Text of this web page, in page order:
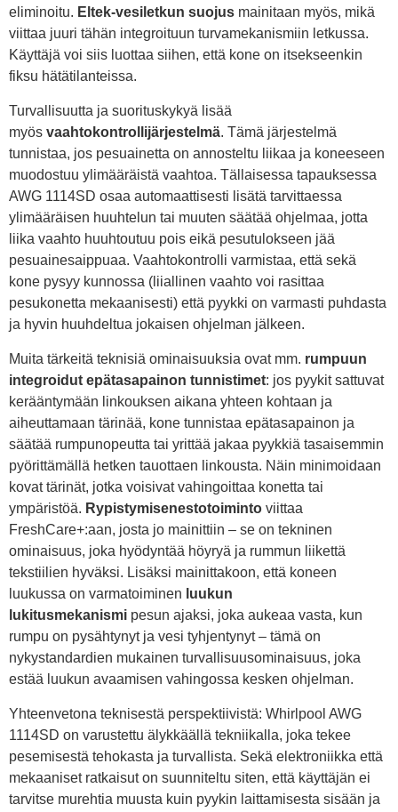
eliminoitu. Eltek-vesiletkun suojus mainitaan myös, mikä
viittaa juuri tähän integroituun turvamekanismiin letkussa.
Käyttäjä voi siis luottaa siihen, että kone on itsekseenkin
fiksu hätätilanteissa.
Turvallisuutta ja suorituskykyä lisää
myös vaahtokontrollijärjestelmä. Tämä järjestelmä
tunnistaa, jos pesuainetta on annosteltu liikaa ja koneeseen
muodostuu ylimääräistä vaahtoa. Tällaisessa tapauksessa
AWG 1114SD osaa automaattisesti lisätä tarvittaessa
ylimääräisen huuhtelun tai muuten säätää ohjelmaa, jotta
liika vaahto huuhtoutuu pois eikä pesutulokseen jää
pesuainesaippuaa. Vaahtokontrolli varmistaa, että sekä
kone pysyy kunnossa (liiallinen vaahto voi rasittaa
pesukonetta mekaanisesti) että pyykki on varmasti puhdasta
ja hyvin huuhdeltua jokaisen ohjelman jälkeen.
Muita tärkeitä teknisiä ominaisuuksia ovat mm. rumpuun
integroidut epätasapainon tunnistimet: jos pyykit sattuvat
kerääntymään linkouksen aikana yhteen kohtaan ja
aiheuttamaan tärinää, kone tunnistaa epätasapainon ja
säätää rumpunopeutta tai yrittää jakaa pyykkiä tasaisemmin
pyörittämällä hetken tauottaen linkousta. Näin minimoidaan
kovat tärinät, jotka voisivat vahingoittaa konetta tai
ympäristöä. Rypistymisenestotoiminto viittaa
FreshCare+:aan, josta jo mainittiin – se on tekninen
ominaisuus, joka hyödyntää höyryä ja rummun liikettä
tekstiilien hyväksi. Lisäksi mainittakoon, että koneen
luukussa on varmatoiminen luukun
lukitusmekanismi pesun ajaksi, joka aukeaa vasta, kun
rumpu on pysähtynyt ja vesi tyhjentynyt – tämä on
nykystandardien mukainen turvallisuusominaisuus, joka
estää luukun avaamisen vahingossa kesken ohjelman.
Yhteenvetona teknisestä perspektiivistä: Whirlpool AWG
1114SD on varustettu älykkäällä tekniikalla, joka tekee
pesemisestä tehokasta ja turvallista. Sekä elektroniikka että
mekaaniset ratkaisut on suunniteltu siten, että käyttäjän ei
tarvitse murehtia muusta kuin pyykin laittamisesta sisään ja